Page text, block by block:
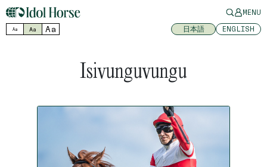
MENU
Aa Aa Aa 日本語 ENGLISH
Isivunguvungu